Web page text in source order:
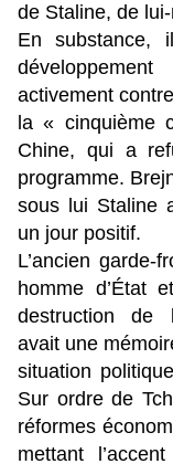
de Staline, de
En substance,
activement
la « cinquième
Chine, qui a
programme.
sous lui Staline
un jour positif.
L’ancien garde-
homme d’État
destruction de
avait une
situation
Sur ordre de
réformes
mettant